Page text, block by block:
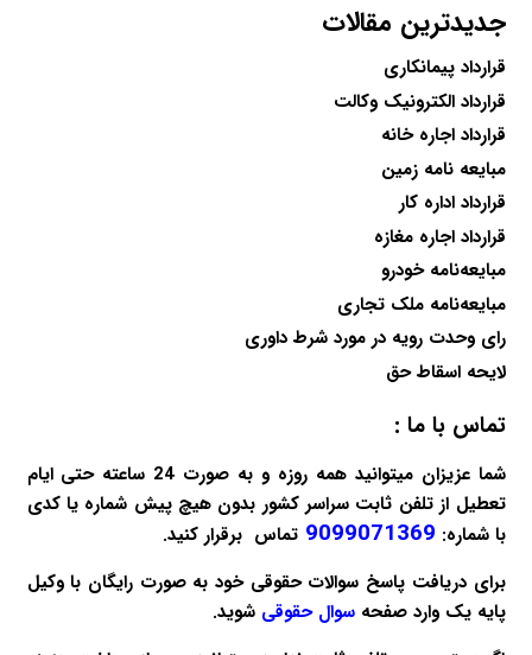
جدیدترین مقالات
قرارداد پیمانکاری
قرارداد الکترونیک وکالت
قرارداد اجاره خانه
مبایعه نامه زمین
قرارداد اداره کار
قرارداد اجاره مغازه
مبایعه‌نامه خودرو
مبایعه‌نامه ملک تجاری
رای وحدت رویه در مورد شرط داوری
لایحه اسقاط حق
تماس با ما :
شما عزیزان میتوانید همه روزه و به صورت 24 ساعته حتی ایام
تعطیل از تلفن ثابت سراسر کشور بدون هیچ پیش شماره یا کدی
با شماره: 9099071369 تماس برقرار کنید.
برای دریافت پاسخ سوالات حقوقی خود به صورت رایگان با وکیل
پایه یک وارد صفحهسوال حقوقی شوید.